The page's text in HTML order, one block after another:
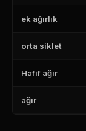
ek ağırlık
orta siklet
Hafif ağır
ağır